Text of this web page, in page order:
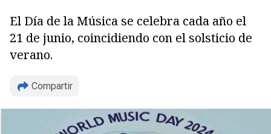
El Día de la Música se celebra cada año el
21 de junio, coincidiendo con el solsticio de
verano.
Compartir